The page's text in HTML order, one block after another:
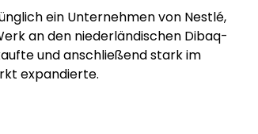
ein Unternehmen von Nestlé,
an den niederländischen Dibaq-
und anschließend stark im
expandierte.